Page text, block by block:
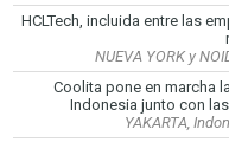
HCLTech, incluida entre las
NUEVA YORK y
Coolita pone en marcha
Indonesia junto con
YAKARTA,